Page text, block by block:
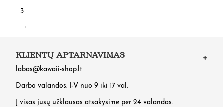
3
→
KLIENTŲ APTARNAVIMAS
labas@kawaii-shop.lt
Darbo valandos: I-V nuo 9 iki 17 val.
Į visas jusų užklausas atsakysime per 24 valandas.